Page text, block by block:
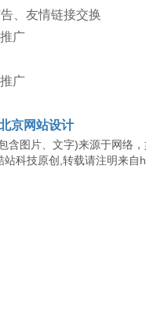
、友情链接交换
广
广
京网站设计
含图片、文字)来源于网络
站科技原创,转载请注明来